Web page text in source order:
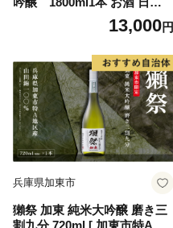
13,000円
兵庫県加東市
獺祭 加東 純米大吟醸 磨き三
割九分 720ml [ 加東市特A地